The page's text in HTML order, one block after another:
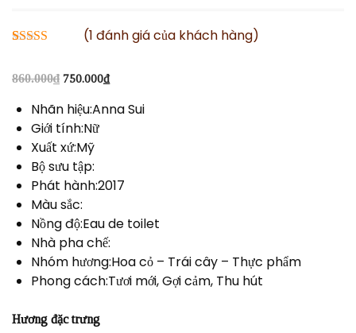
đánh giá
(1 đánh giá của khách hàng)
860.000₫ 750.000₫
Nhãn hiệu:Anna Sui
Giới tính:Nữ
Xuất xứ:Mỹ
Bộ sưu tập:
Phát hành:2017
Màu sắc:
Nồng độ:Eau de toilet
Nhà pha chế:
Nhóm hương:Hoa cỏ – Trái cây – Thực phẩm
Phong cách:Tươi mới, Gợi cảm, Thu hút
Hương đặc trưng